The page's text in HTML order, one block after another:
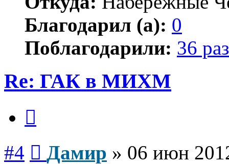
Благодарил (а): 0
Поблагодарили: 36 раз
Re: ГАК в МИХМ
#4 Дамир » 06 июн